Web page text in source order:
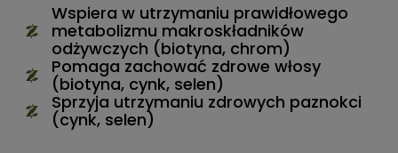
Wspiera w utrzymaniu prawidłowego
metabolizmu makroskładników
odżywczych (biotyna, chrom)
Pomaga zachować zdrowe włosy
(biotyna, cynk, selen)
Sprzyja utrzymaniu zdrowych paznokci
(cynk, selen)